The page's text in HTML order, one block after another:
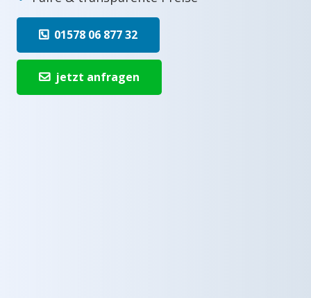
01578 06 877 32
jetzt anfragen